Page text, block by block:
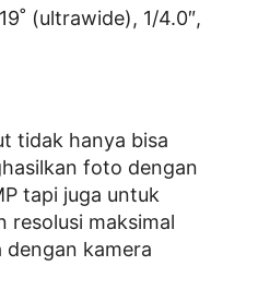
(ultrawide), 1/4.0″,
tidak hanya bisa
foto dengan
tapi juga untuk
resolusi maksimal
dengan kamera